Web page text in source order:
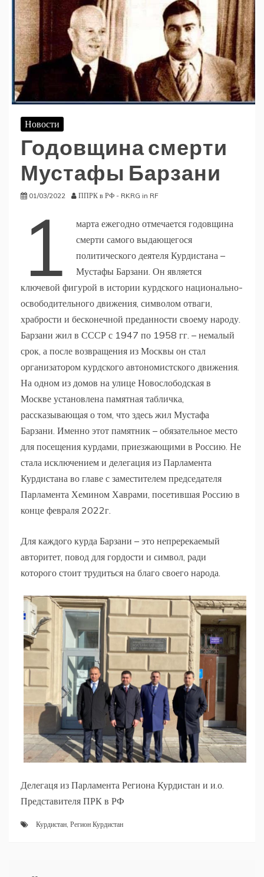
Новости
Годовщина смерти
Мустафы Барзани
01/03/2022 ППРК в РФ - RKRG in RF
1
марта ежегодно отмечается годовщина
смерти самого выдающегося
политического деятеля Курдистана –
Мустафы Барзани. Он является
ключевой фигурой в истории курдского национально-
освободительного движения, символом отваги,
храбрости и бесконечной преданности своему народу.
Барзани жил в СССР с 1947 по 1958 гг. – немалый
срок, а после возвращения из Москвы он стал
организатором курдского автономистского движения.
На одном из домов на улице Новослободская в
Москве установлена памятная табличка,
рассказывающая о том, что здесь жил Мустафа
Барзани. Именно этот памятник – обязательное место
для посещения курдами, приезжающими в Россию. Не
стала исключением и делегация из Парламента
Курдистана во главе с заместителем председателя
Парламента Хемином Хаврами, посетившая Россию в
конце февраля 2022г.
Для каждого курда Барзани – это непререкаемый
авторитет, повод для гордости и символ, ради
которого стоит трудиться на благо своего народа.
Делегаця из Парламента Региона Курдистан и и.о.
Представителя ПРК в РФ
Курдистан, Регион Курдистан